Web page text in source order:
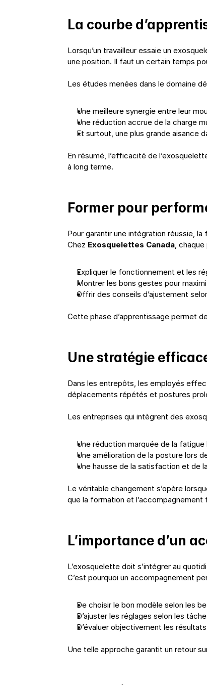
La courbe
Lorsqu’un travailleur essaie un
une position. Il faut un certain temps
Les études menées dans le domaine
Une meilleure synergie entre leur
Une réduction accrue de la charge
Et surtout, une plus grande aisance
En résumé, l’efficacité de
à long terme.
Former pour
Pour garantir une intégration réussie,
Chez Exosquelettes Canada, chaque
Expliquer le fonctionnement et les
Montrer les bons gestes pour
Offrir des conseils d’ajustement
Cette phase d’apprentissage permet
Une stratégie
Dans les entrepôts, les employés
déplacements répétés et postures
Les entreprises qui intègrent des
Une réduction marquée de la
Une amélioration de la posture lors
Une hausse de la satisfaction et de
Le véritable changement s’opère
que la formation et
L’importance d’un
L’exosquelette doit s’intégrer au
C’est pourquoi un accompagnement
De choisir le bon modèle selon les
D’ajuster les réglages selon les
D’évaluer objectivement les
Une telle approche garantit un retour